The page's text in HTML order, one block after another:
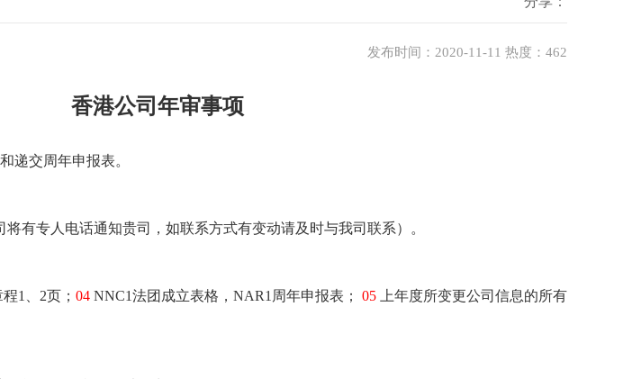
发布时间：2020-11-11 热度： 462
香港公司年审事项
递交周年申报表。
有专人电话通知贵司，如联系方式有变动请及时与我司联系）。
1、2页； 04 NNC1法团成立表格，NAR1周年申报表； 05
上年度所变更公司信息的所有